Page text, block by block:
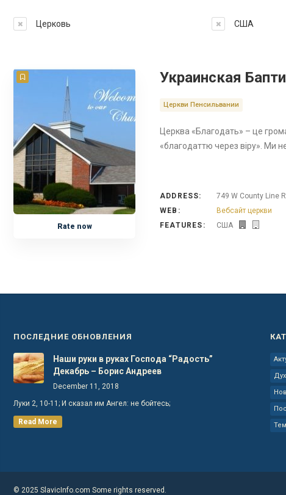
Церковь США
Rate now
Украинская
Церкви Пенсильвании
Церква «Благодать» – це
«благодаттю через віру». Ми
ADDRESS:
749 W County Line
WEB:
Вебсайт церкви
FEATURES:
США
ПОСЛЕДНИЕ ОБНОВЛЕНИЯ
Наши руки в руках Господа “Радость”
Декабрь – Борис Андреев
December 11, 2018
Луки 2, 10-11; И сказал им Ангел: не бойтесь;
Read More
© 2025 SlavicInfo.com Some rights reserved.